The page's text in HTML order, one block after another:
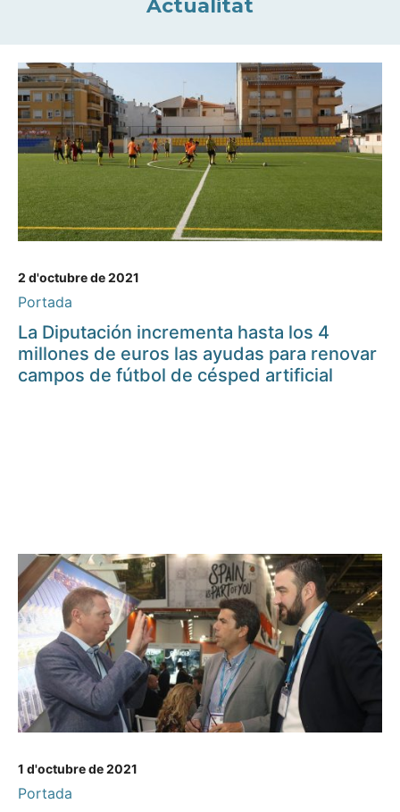
Actualitat
2 d'octubre de 2021
Portada
La Diputación incrementa hasta los 4
millones de euros las ayudas para renovar
campos de fútbol de césped artificial
1 d'octubre de 2021
Portada